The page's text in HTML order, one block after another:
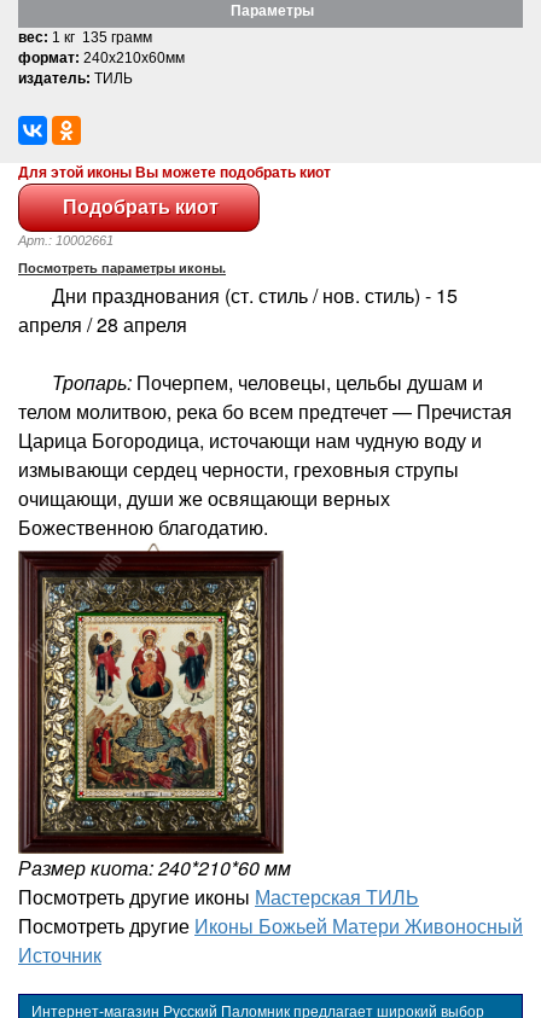
Параметры
вес: 1 кг 135 грамм
формат: 240x210x60мм
издатель: ТИЛЬ
Для этой иконы Вы можете подобрать киот
Арт.: 10002661
Посмотреть параметры иконы.
Дни празднования (ст. стиль / нов. стиль) - 15
апреля / 28 апреля
Тропарь: Почерпем, человецы, цельбы душам и
телом молитвою, река бо всем предтечет — Пречистая
Царица Богородица, источающи нам чудную воду и
измывающи сердец черности, греховныя струпы
очищающи, души же освящающи верных
Божественною благодатию.
Размер киота: 240*210*60 мм
Посмотреть другие иконы Мастерская ТИЛЬ
Посмотреть другие Иконы Божьей Матери Живоносный
Источник
Интернет-магазин Русский Паломник предлагает широкий выбор